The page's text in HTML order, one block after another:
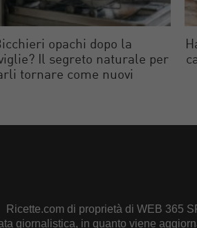
opachi dopo la
Il segreto naturale per
tornare come nuovi
Ricette.com di proprietà di WEB 365
giornalistica, in quanto viene